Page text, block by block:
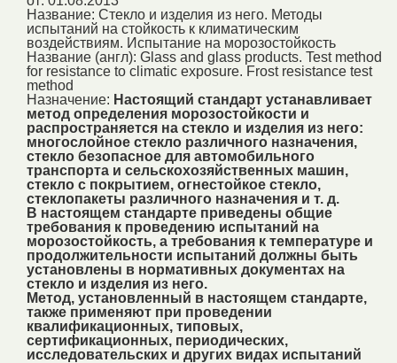
Название: Стекло и изделия из него. Методы
испытаний на стойкость к климатическим
воздействиям. Испытание на морозостойкость
Название (англ): Glass and glass products. Test method
for resistance to climatic exposure. Frost resistance test
method
Назначение: Настоящий стандарт устанавливает
метод определения морозостойкости и
распространяется на стекло и изделия из него:
многослойное стекло различного назначения,
стекло безопасное для автомобильного
транспорта и сельскохозяйственных машин,
стекло с покрытием, огнестойкое стекло,
стеклопакеты различного назначения и т. д.
В настоящем стандарте приведены общие
требования к проведению испытаний на
морозостойкость, а требования к температуре и
продолжительности испытаний должны быть
установлены в нормативных документах на
стекло и изделия из него.
Метод, установленный в настоящем стандарте,
также применяют при проведении
квалификационных, типовых,
сертификационных, периодических,
исследовательских и других видах испытаний